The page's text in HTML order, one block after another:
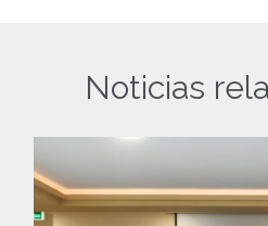
Noticias